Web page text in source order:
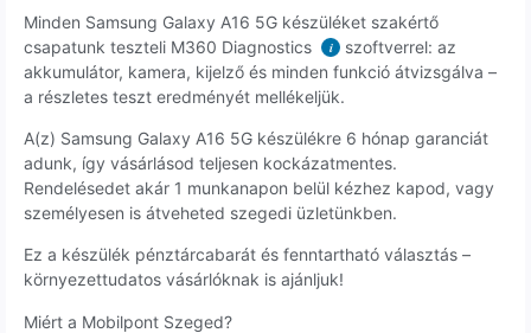
Minden Samsung Galaxy A16 5G készüléket szakértő
csapatunk teszteli M360 Diagnostics
i
szoftverrel: az
akkumulátor, kamera, kijelző és minden funkció átvizsgálva –
a részletes teszt eredményét mellékeljük.
A(z) Samsung Galaxy A16 5G készülékre 6 hónap garanciát
adunk, így vásárlásod teljesen kockázatmentes.
Rendelésedet akár 1 munkanapon belül kézhez kapod, vagy
személyesen is átveheted szegedi üzletünkben.
Ez a készülék pénztárcabarát és fenntartható választás –
környezettudatos vásárlóknak is ajánljuk!
Miért a Mobilpont Szeged?